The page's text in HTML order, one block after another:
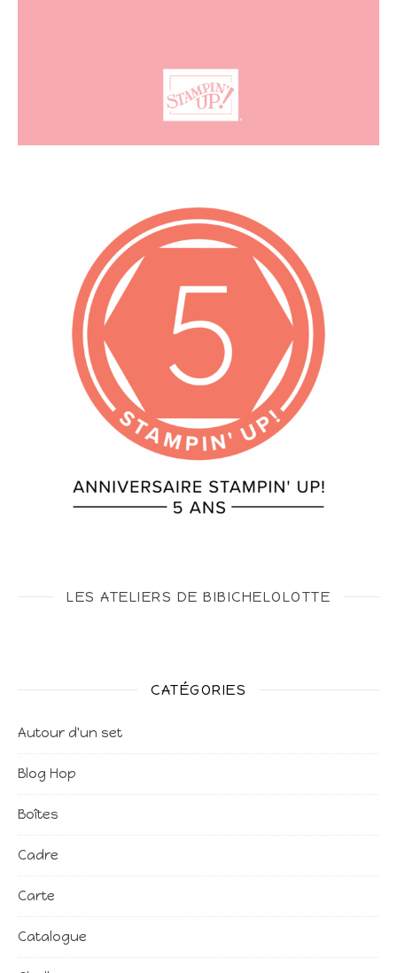
LES ATELIERS DE BIBICHELOLOTTE
CATÉGORIES
Autour d'un set
Blog Hop
Boîtes
Cadre
Carte
Catalogue